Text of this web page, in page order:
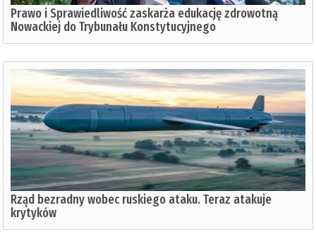
Prawo i Sprawiedliwość zaskarża edukację zdrowotną
Nowackiej do Trybunału Konstytucyjnego
Rząd bezradny wobec ruskiego ataku. Teraz atakuje
krytyków